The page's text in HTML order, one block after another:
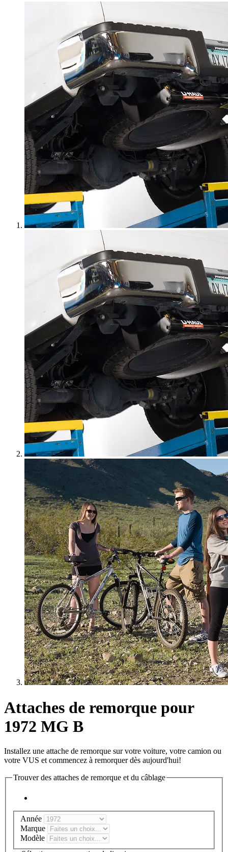
Attaches de remorque pour
1972 MG B
Installez une attache de remorque sur votre voiture, votre camion ou
votre VUS et commencez à remorquer dès aujourd'hui!
Trouver des attaches de remorque et du câblage
Année
Marque
Modèle